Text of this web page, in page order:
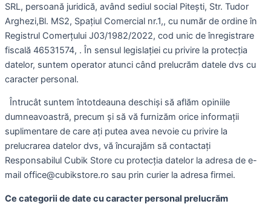
SRL, persoană juridică, având sediul social Pitești, Str. Tudor
Arghezi,Bl. MS2, Spațiul Comercial nr.1,, cu număr de ordine în
Registrul Comerțului J03/1982/2022, cod unic de înregistrare
fiscală 46531574, . În sensul legislației cu privire la protecția
datelor, suntem operator atunci când prelucrăm datele dvs cu
caracter personal.
Întrucât suntem întotdeauna deschiși să aflăm opiniile
dumneavoastră, precum și să vă furnizăm orice informații
suplimentare de care ați putea avea nevoie cu privire la
prelucrarea datelor dvs, vă încurajăm să contactați
Responsabilul Cubik Store cu protecția datelor la adresa de e-
mail office@cubikstore.ro sau prin curier la adresa firmei.
Ce categorii de date cu caracter personal prelucrăm